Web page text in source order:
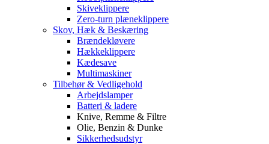
Skiveklippere
Zero-turn plæneklippere
Skov, Hæk & Beskæring
Brændekløvere
Hækkeklippere
Kædesave
Multimaskiner
Tilbehør & Vedligehold
Arbejdslamper
Batteri & ladere
Knive, Remme & Filtre
Olie, Benzin & Dunke
Sikkerhedsudstyr